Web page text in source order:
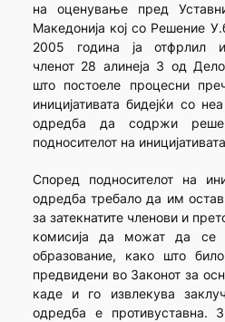
на оценување пред
Македонија кој со Решение
2005 година ја отфрлил
членот 28 алинеја 3 од
што постоеле процесни
иницијативата бидејќи со
одредба да содржи
подносителот на
Според подносителот на
одредба требало да им
за затекнатите членови и
комисија да можат да се
образование, како што
предвидени во Законот за
каде и го извлекува
одредба е противуставна.